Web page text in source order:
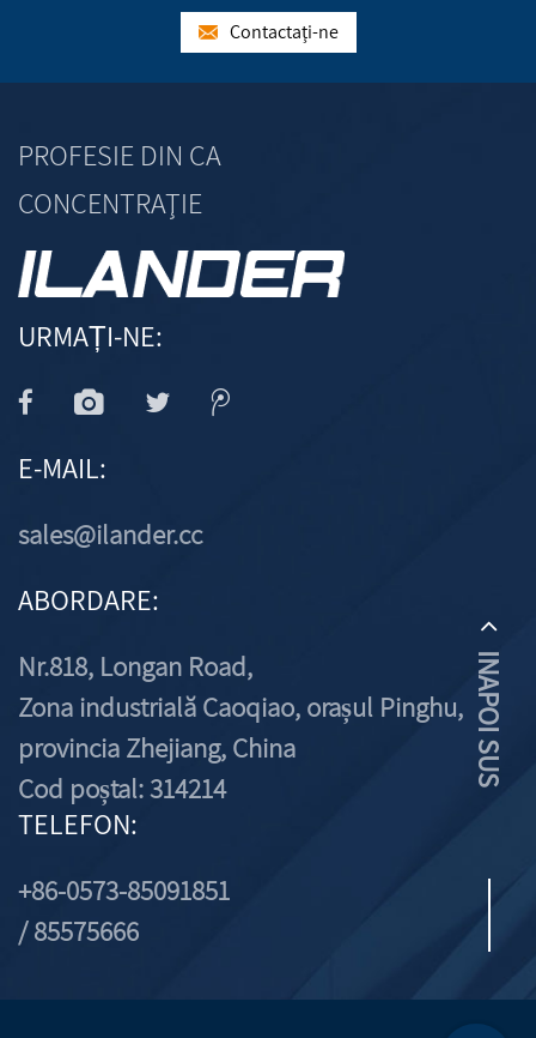
Contactaţi-ne
PROFESIE DIN CA
CONCENTRAŢIE
URMAȚI-NE:
E-MAIL:
sales@ilander.cc
ABORDARE:
Nr.818, Longan Road,
Zona industrială Caoqiao, orașul Pinghu,
provincia Zhejiang, China
Cod poștal: 314214
TELEFON:
+86-0573-85091851
/ 85575666
INAPOI SUS